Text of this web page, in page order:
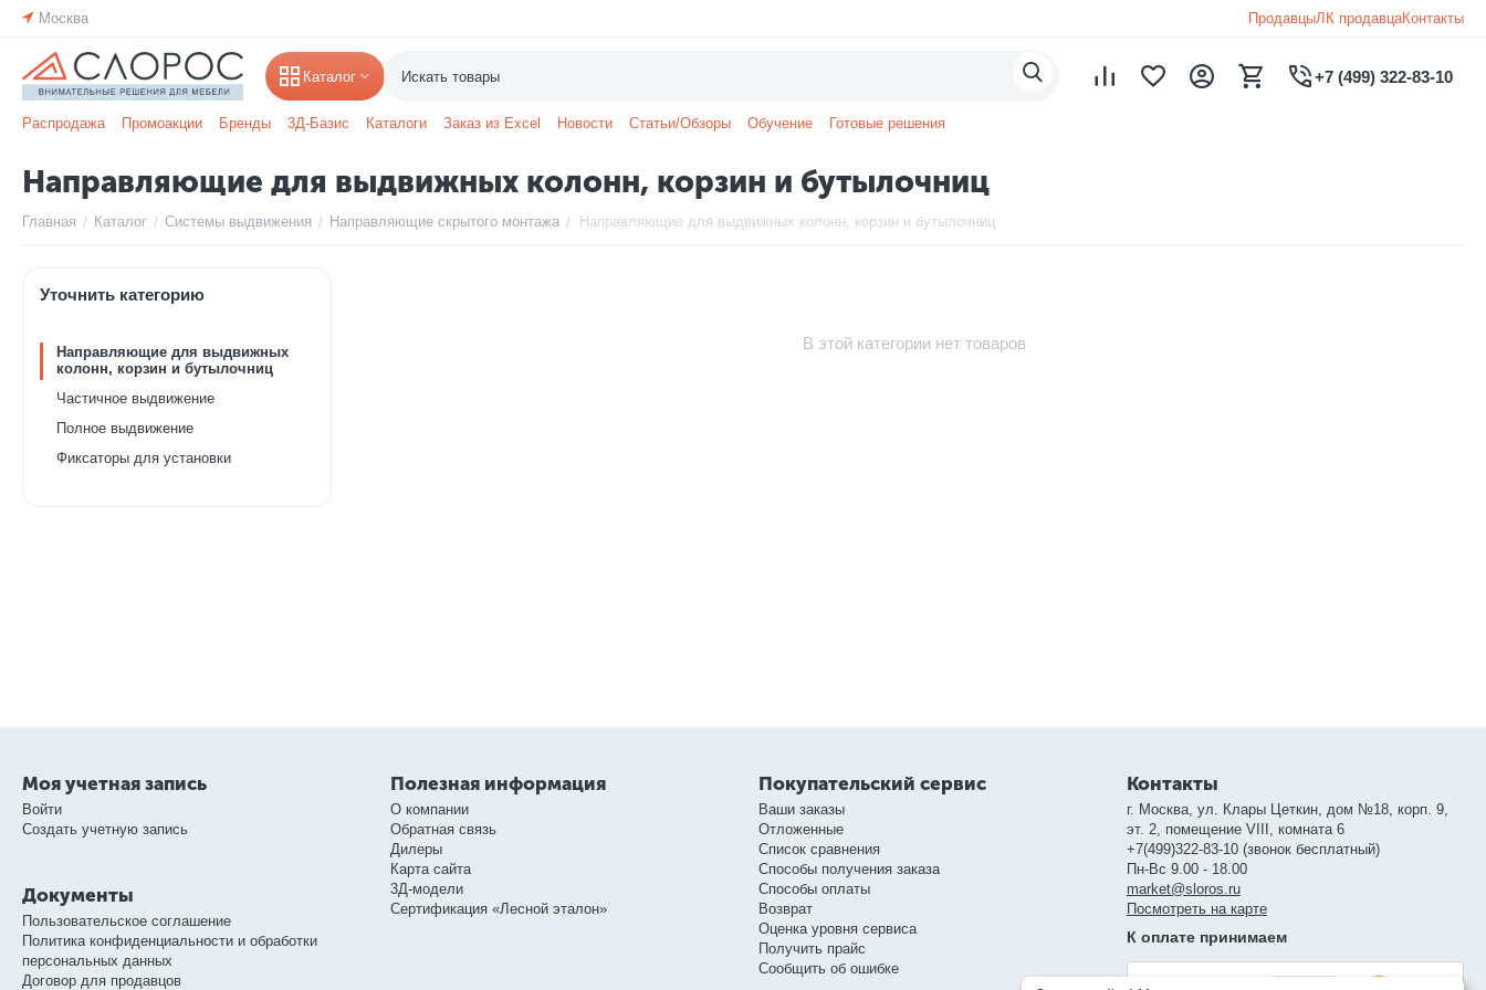
Москва ПродавцыЛК продавцаКонтакты
Каталог +7 (499) 322-83-10
Распродажа Промоакции Бренды 3Д-Базис Каталоги Заказ из Excel Новости Статьи/Обзоры Обучение Готовые решения
Направляющие для выдвижных колонн, корзин и бутылочниц
Главная / Каталог / Системы выдвижения / Направляющие скрытого монтажа / Направляющие для выдвижных колонн, корзин и бутылочниц
В этой категории нет товаров
Уточнить категорию
Направляющие для выдвижных
колонн, корзин и бутылочниц
Частичное выдвижение
Полное выдвижение
Фиксаторы для установки
Моя учетная запись
Войти
Создать учетную запись
Документы
Пользовательское соглашение
Политика конфиденциальности и обработки
персональных данных
Договор для продавцов
Полезная информация
О компании
Обратная связь
Дилеры
Карта сайта
3Д-модели
Сертификация «Лесной эталон»
Покупательский сервис
Ваши заказы
Отложенные
Список сравнения
Способы получения заказа
Способы оплаты
Возврат
Оценка уровня сервиса
Получить прайс
Сообщить об ошибке
Контакты
г. Москва, ул. Клары Цеткин, дом №18, корп. 9,
эт. 2, помещение VIII, комната 6
+7(499)322-83-10 (звонок бесплатный)
Пн-Вс 9.00 - 18.00
market@sloros.ru
Посмотреть на карте
К оплате принимаем